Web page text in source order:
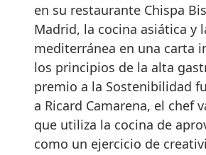
en su restaurante Chispa
Madrid, la cocina asiática y
mediterránea en una carta
los principios de la alta
premio a la Sostenibilidad
a Ricard Camarena, el chef
que utiliza la cocina de
como un ejercicio de